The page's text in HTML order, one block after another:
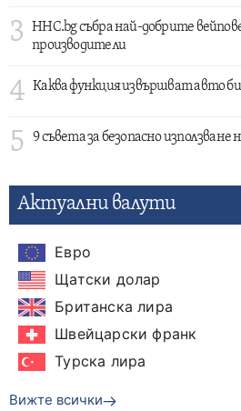
3
HHC.bg събра най-добрите
производители
4 Каква функция извършват авто
5 9 съвета за безопасно използване
Актуални валути
Евро
Щатски долар
Британска лира
Швейцарски франк
Турска лира
Вижте всички